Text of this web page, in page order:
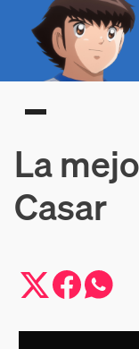
Main menu
La
Casar